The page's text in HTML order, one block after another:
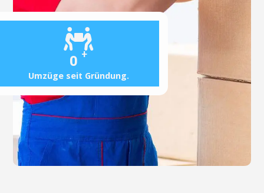
0 +
Umzüge seit Gründung.